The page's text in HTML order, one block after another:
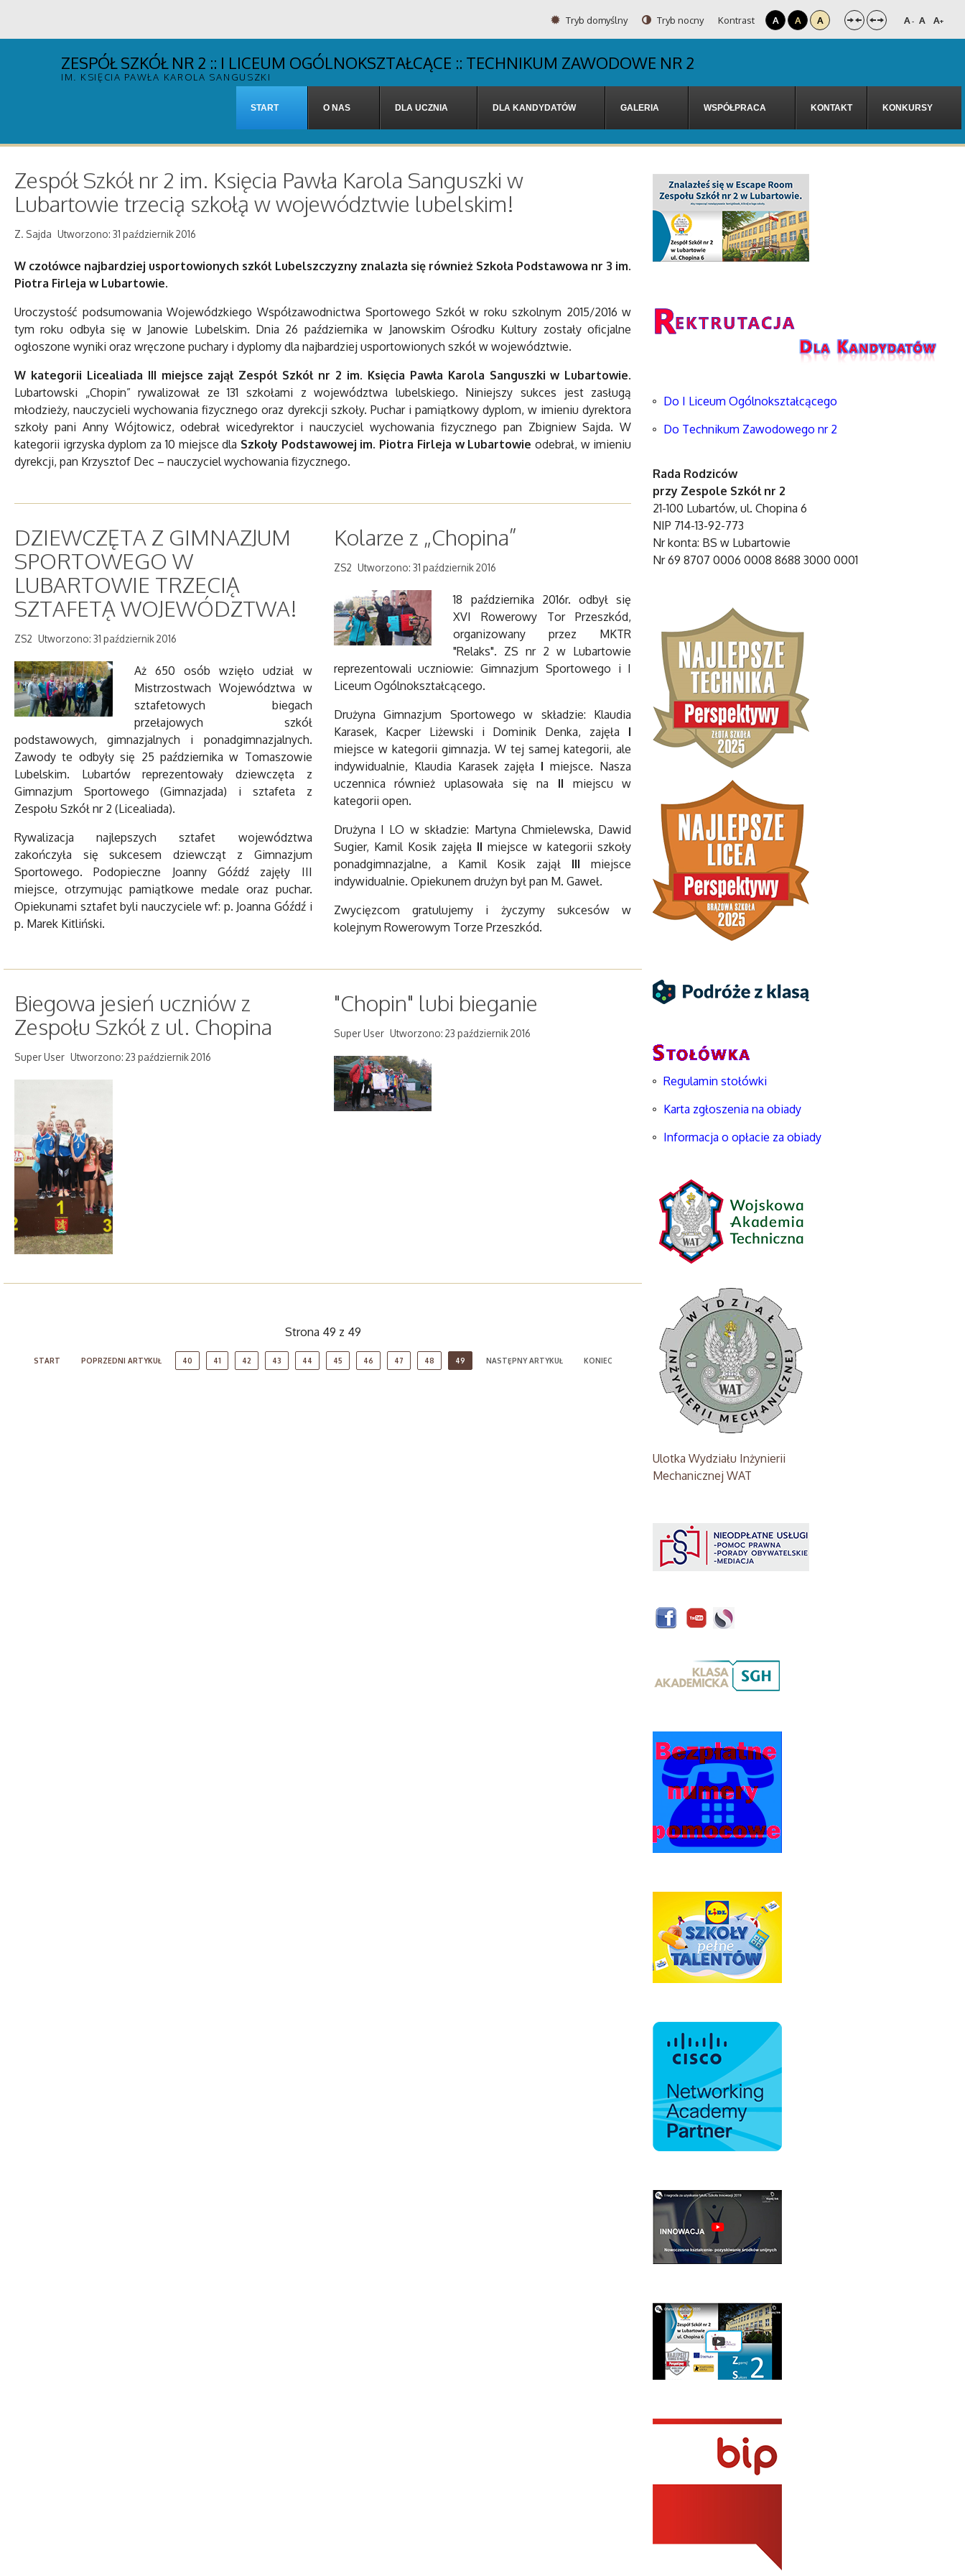
Tryb domyślny Tryb nocny Kontrast A A A A- A A+
ZESPÓŁ SZKÓŁ NR 2 :: I LICEUM OGÓLNOKSZTAŁCĄCE :: TECHNIKUM ZAWODOWE NR 2
IM. KSIĘCIA PAWŁA KAROLA SANGUSZKI
START O NAS DLA UCZNIA DLA KANDYDATÓW GALERIA WSPÓŁPRACA KONTAKT KONKURSY
Zespół Szkół nr 2 im. Księcia Pawła Karola Sanguszki w
Lubartowie trzecią szkołą w województwie lubelskim!
Z. Sajda Utworzono: 31 październik 2016
W czołówce najbardziej usportowionych szkół Lubelszczyzny znalazła się również Szkoła Podstawowa nr 3 im.
Piotra Firleja w Lubartowie.
Uroczystość podsumowania Wojewódzkiego Współzawodnictwa Sportowego Szkół w roku szkolnym 2015/2016 w
tym roku odbyła się w Janowie Lubelskim. Dnia 26 października w Janowskim Ośrodku Kultury zostały oficjalne
ogłoszone wyniki oraz wręczone puchary i dyplomy dla najbardziej usportowionych szkół w województwie.
W kategorii Licealiada III miejsce zajął Zespół Szkół nr 2 im. Księcia Pawła Karola Sanguszki w Lubartowie.
Lubartowski „Chopin” rywalizował ze 131 szkołami z województwa lubelskiego. Niniejszy sukces jest zasługą
młodzieży, nauczycieli wychowania fizycznego oraz dyrekcji szkoły. Puchar i pamiątkowy dyplom, w imieniu dyrektora
szkoły pani Anny Wójtowicz, odebrał wicedyrektor i nauczyciel wychowania fizycznego pan Zbigniew Sajda. W
kategorii igrzyska dyplom za 10 miejsce dla Szkoły Podstawowej im. Piotra Firleja w Lubartowie odebrał, w imieniu
dyrekcji, pan Krzysztof Dec – nauczyciel wychowania fizycznego.
DZIEWCZĘTA Z GIMNAZJUM
SPORTOWEGO W
LUBARTOWIE TRZECIĄ
SZTAFETĄ WOJEWÓDZTWA!
ZS2 Utworzono: 31 październik 2016
Aż 650 osób wzięło udział w
Mistrzostwach Województwa w
sztafetowych biegach
przełajowych szkół
podstawowych, gimnazjalnych i ponadgimnazjalnych.
Zawody te odbyły się 25 października w Tomaszowie
Lubelskim. Lubartów reprezentowały dziewczęta z
Gimnazjum Sportowego (Gimnazjada) i sztafeta z
Zespołu Szkół nr 2 (Licealiada).
Rywalizacja najlepszych sztafet województwa
zakończyła się sukcesem dziewcząt z Gimnazjum
Sportowego. Podopieczne Joanny Góźdź zajęły III
miejsce, otrzymując pamiątkowe medale oraz puchar.
Opiekunami sztafet byli nauczyciele wf: p. Joanna Góźdź i
p. Marek Kitliński.
Kolarze z „Chopina”
ZS2 Utworzono: 31 październik 2016
18 października 2016r. odbył się
XVI Rowerowy Tor Przeszkód,
organizowany przez MKTR
"Relaks". ZS nr 2 w Lubartowie
reprezentowali uczniowie: Gimnazjum Sportowego i I
Liceum Ogólnokształcącego.
Drużyna Gimnazjum Sportowego w składzie: Klaudia
Karasek, Kacper Liżewski i Dominik Denka, zajęła I
miejsce w kategorii gimnazja. W tej samej kategorii, ale
indywidualnie, Klaudia Karasek zajęła I miejsce. Nasza
uczennica również uplasowała się na II miejscu w
kategorii open.
Drużyna I LO w składzie: Martyna Chmielewska, Dawid
Sugier, Kamil Kosik zajęła II miejsce w kategorii szkoły
ponadgimnazjalne, a Kamil Kosik zajął III miejsce
indywidualnie. Opiekunem drużyn był pan M. Gaweł.
Zwycięzcom gratulujemy i życzymy sukcesów w
kolejnym Rowerowym Torze Przeszkód.
Biegowa jesień uczniów z
Zespołu Szkół z ul. Chopina
Super User Utworzono: 23 październik 2016
"Chopin" lubi bieganie
Super User Utworzono: 23 październik 2016
Strona 49 z 49
START POPRZEDNI ARTYKUŁ 40 41 42 43 44 45 46 47 48 49 NASTĘPNY ARTYKUŁ KONIEC
Do I Liceum Ogólnokształcącego
Do Technikum Zawodowego nr 2
Rada Rodziców
przy Zespole Szkół nr 2
21-100 Lubartów, ul. Chopina 6
NIP 714-13-92-773
Nr konta: BS w Lubartowie
Nr 69 8707 0006 0008 8688 3000 0001
Regulamin stołówki
Karta zgłoszenia na obiady
Informacja o opłacie za obiady
Ulotka Wydziału Inżynierii
Mechanicznej WAT